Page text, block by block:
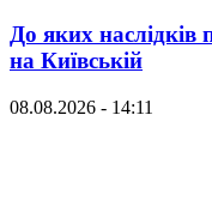
До яких наслідків
на Київській
08.08.2026 - 14:11